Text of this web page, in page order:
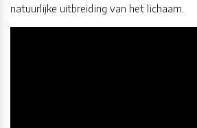
natuurlijke uitbreiding van het lichaam.